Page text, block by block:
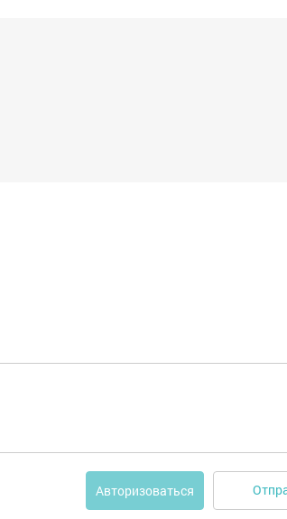
Авторизоваться